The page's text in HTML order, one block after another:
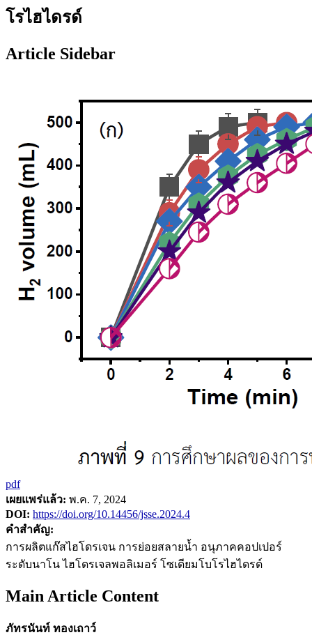
โรไฮไดรด์
Article Sidebar
pdf
เผยแพร่แล้ว: พ.ค. 7, 2024
DOI: https://doi.org/10.14456/jsse.2024.4
คำสำคัญ:
การผลิตแก๊สไฮโดรเจน การย่อยสลายน้ำ อนุภาคคอปเปอร์
ระดับนาโน ไฮโดรเจลพอลิเมอร์ โซเดียมโบโรไฮไดรด์
Main Article Content
ภัทรนันท์ ทองเถาว์